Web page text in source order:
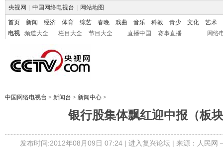
央视网 中国网络电视台 网站地图
首页 新闻 经济 体育 综艺 春晚 戏曲 音乐 科教 青少 文化
艺术
电视
频道大全 栏目大全 节目大全 直播中国 赛事直播 网络
中国网络电视台 > 新闻台 > 新闻中心 >
银行股集体飘红迎中报（板
发布时间:2012年08月09日 07:24 | 进入复兴论坛| 来源：人民